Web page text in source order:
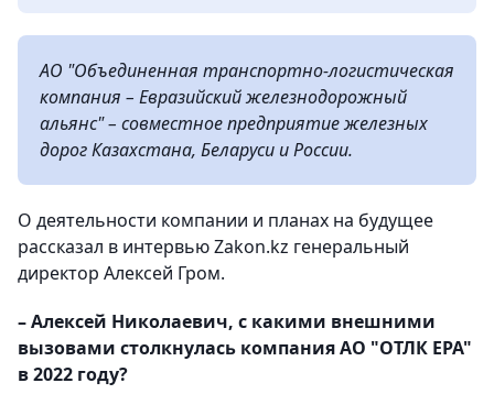
АО "Объединенная транспортно-логистическая
компания – Евразийский железнодорожный
альянс" – совместное предприятие железных
дорог Казахстана, Беларуси и России.
О деятельности компании и планах на будущее
рассказал в интервью Zakon.kz генеральный
директор Алексей Гром.
– Алексей Николаевич, с какими внешними
вызовами столкнулась компания АО "ОТЛК ЕРА"
в 2022 году?